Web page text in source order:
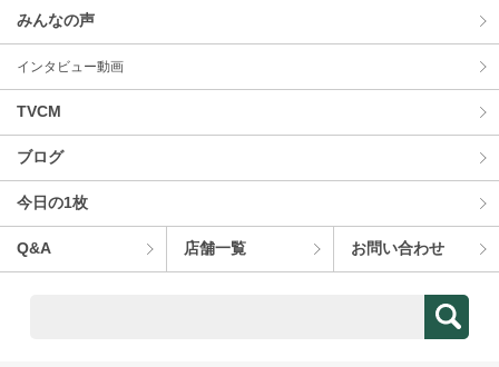
みんなの声
インタビュー動画
TVCM
ブログ
今⽇の1枚
Q&A 店舗⼀覧 お問い合わせ